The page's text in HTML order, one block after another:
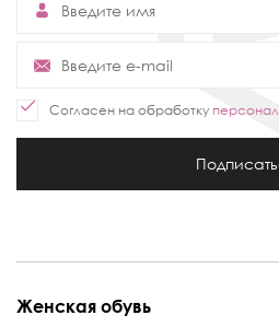
Согласен на обработку
Женская обувь